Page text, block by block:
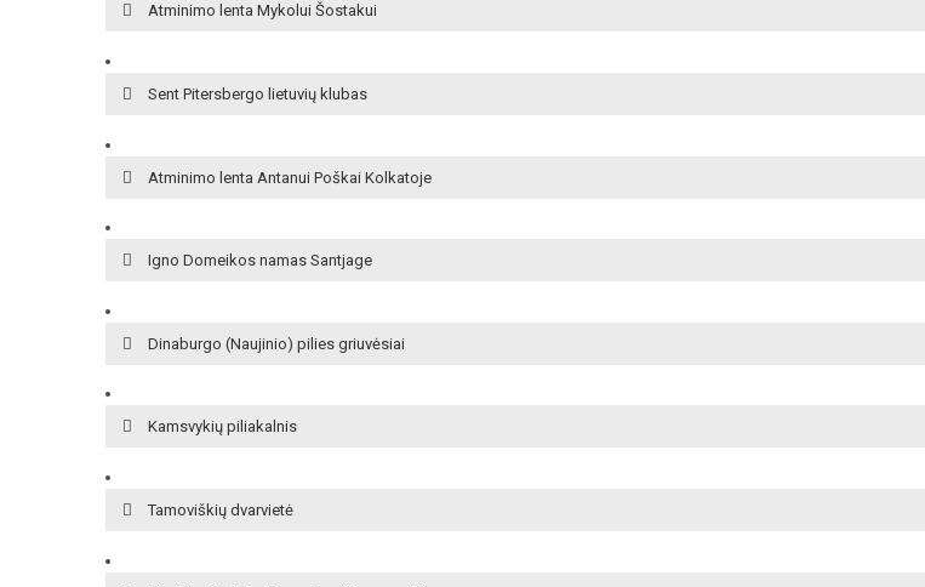
Atminimo lenta Mykolui Šostakui
Sent Pitersbergo lietuvių klubas
Atminimo lenta Antanui Poškai Kolkatoje
Igno Domeikos namas Santjage
Dinaburgo (Naujinio) pilies griuvėsiai
Kamsvykių piliakalnis
Tamoviškių dvarvietė